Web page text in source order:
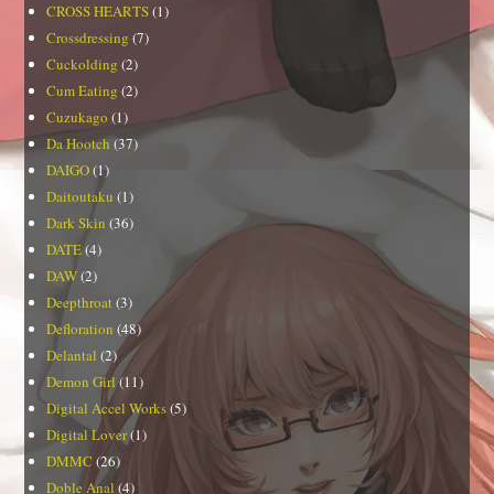
CROSS HEARTS(1)
Crossdressing (7)
Cuckolding (2)
Cum Eating (2)
Cuzukago (1)
Da Hootch(37)
DAIGO(1)
Daitoutaku (1)
Dark Skin (36)
DATE(4)
DAW(2)
Deepthroat (3)
Defloration (48)
Delantal (2)
Demon Girl(11)
Digital Accel Works(5)
Digital Lover(1)
DMMC (26)
Doble Anal (4)